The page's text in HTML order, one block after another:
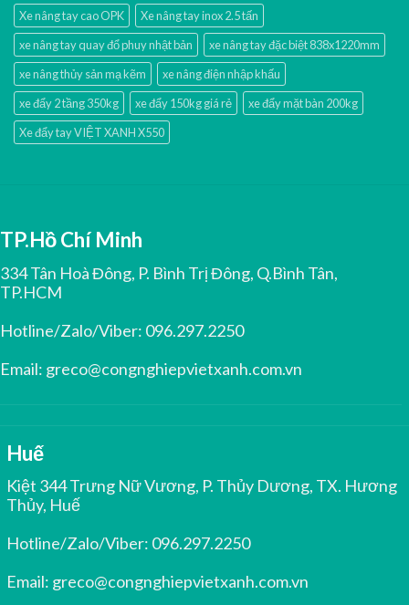
Xe nâng tay cao OPK
Xe nâng tay inox 2.5 tấn
xe nâng tay quay đổ phuy nhật bản
xe nâng tay đặc biệt 838x1220mm
xe nâng thủy sản mạ kẽm
xe nâng điện nhập khấu
xe đẩy 2 tầng 350kg
xe đẩy 150kg giá rẻ
xe đẩy mặt bàn 200kg
Xe đẩy tay VIỆT XANH X550
TP.Hồ Chí Minh
334 Tân Hoà Đông, P. Bình Trị Đông, Q.Bình Tân,
TP.HCM
Hotline/Zalo/Viber: 096.297.2250
Email: greco@congnghiepvietxanh.com.vn
Huế
Kiệt 344 Trưng Nữ Vương, P. Thủy Dương, TX. Hương
Thủy, Huế
Hotline/Zalo/Viber: 096.297.2250
Email: greco@congnghiepvietxanh.com.vn